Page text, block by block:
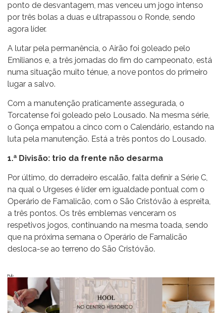
ponto de desvantagem, mas venceu um jogo intenso
por três bolas a duas e ultrapassou o Ronde, sendo
agora líder.
A lutar pela permanência, o Airão foi goleado pelo
Emilianos e, a três jornadas do fim do campeonato, está
numa situação muito ténue, a nove pontos do primeiro
lugar a salvo.
Com a manutenção praticamente assegurada, o
Torcatense foi goleado pelo Lousado. Na mesma série,
o Gonça empatou a cinco com o Calendário, estando na
luta pela manutenção. Está a três pontos do Lousado.
1.ª Divisão: trio da frente não desarma
Por último, do derradeiro escalão, falta definir a Série C,
na qual o Urgeses é líder em igualdade pontual com o
Operário de Famalicão, com o São Cristóvão à espreita,
a três pontos. Os três emblemas venceram os
respetivos jogos, continuando na mesma toada, sendo
que na próxima semana o Operário de Famalicão
desloca-se ao terreno do São Cristóvão.
Pub